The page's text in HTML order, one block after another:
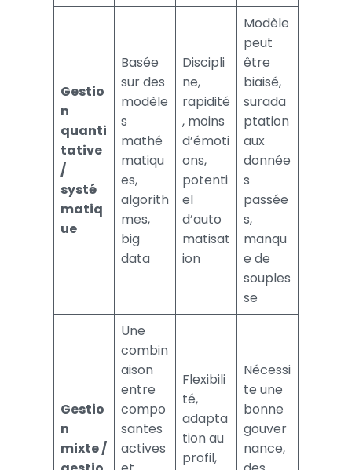
Gestio
n
quanti
tative
/
systé
matiq
ue
Basée
sur des
modèle
s
mathé
matiqu
es,
algorith
mes,
big
data
Discipli
ne,
rapidité
, moins
d’émoti
ons,
potenti
el
d’auto
matisat
ion
Modèle
peut
être
biaisé,
surada
ptation
aux
donnée
s
passée
s,
manqu
e de
souples
se
Gestio
n
mixte /
Une
combin
aison
entre
compo
santes
actives
Flexibili
té,
adapta
tion au
profil,
Nécessi
te une
bonne
gouver
nance,